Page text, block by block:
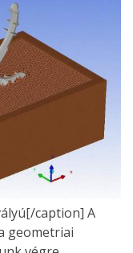
caption] A
geometriai